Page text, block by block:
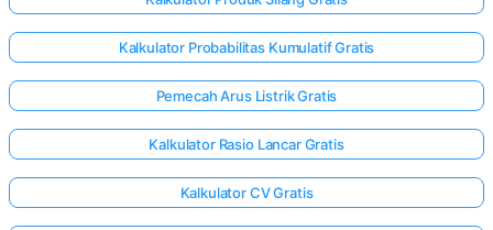
Kalkulator Probabilitas Kumulatif Gratis
Pemecah Arus Listrik Gratis
Kalkulator Rasio Lancar Gratis
Kalkulator CV Gratis